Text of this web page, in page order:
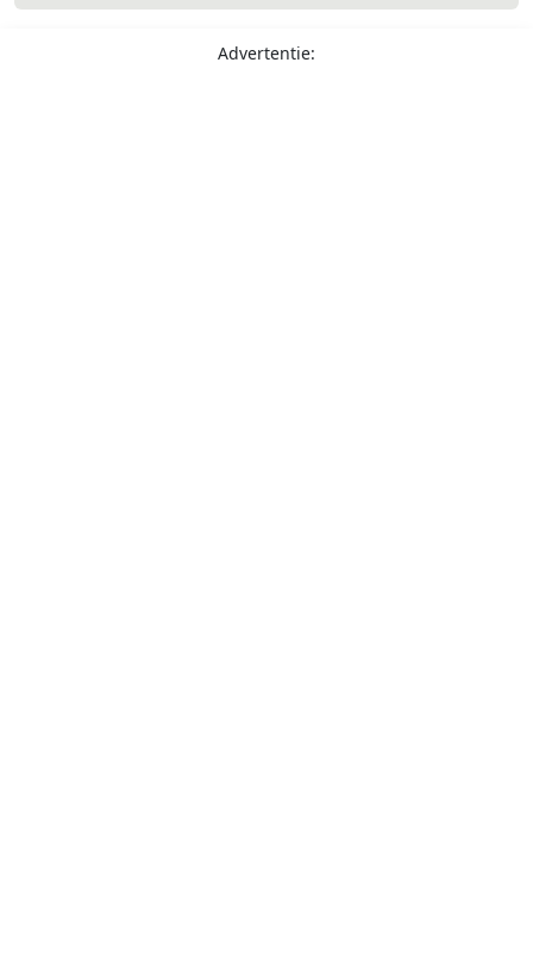
Advertentie: